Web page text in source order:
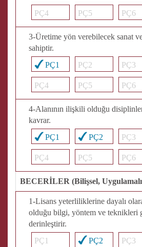
PÇ4 PÇ5 PÇ6
3-Üretime yön verebilecek sanat
sahiptir.
PÇ1
PÇ2 PÇ3
PÇ4 PÇ5 PÇ6
4-Alanının ilişkili olduğu
kavrar.
PÇ1
PÇ2 PÇ3
PÇ4 PÇ5 PÇ6
BECERİLER (Bilişsel,
1-Lisans yeterliliklerine dayalı
olduğu bilgi, yöntem ve teknikleri
derinleştirir.
PÇ1
PÇ2 PÇ3